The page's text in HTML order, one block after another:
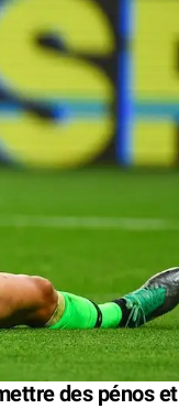
des pénos et